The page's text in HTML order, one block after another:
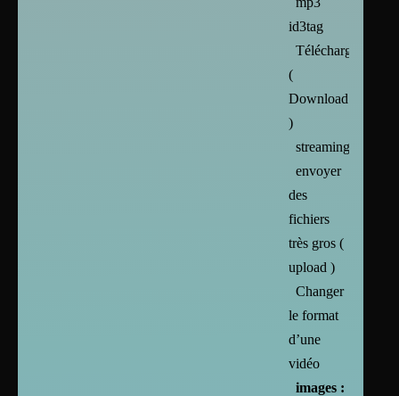
id3tag
Téléchargement
(
Download
)
streaming
envoyer
des
fichiers
très gros (
upload )
Changer
le format
d’une
vidéo
images :